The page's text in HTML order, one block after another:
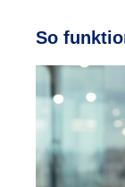
So